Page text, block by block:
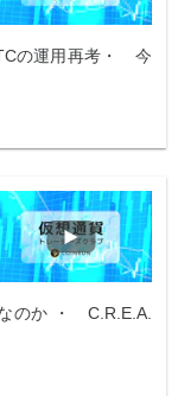
の運用再考・ 今
のか ・ C.R.E.A.